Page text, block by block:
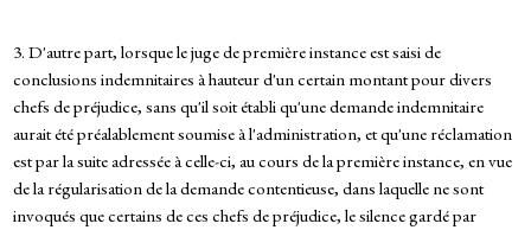
3. D'autre part, lorsque le juge de première instance est saisi de
conclusions indemnitaires à hauteur d'un certain montant pour divers
chefs de préjudice, sans qu'il soit établi qu'une demande indemnitaire
aurait été préalablement soumise à l'administration, et qu'une réclamation
est par la suite adressée à celle-ci, au cours de la première instance, en vue
de la régularisation de la demande contentieuse, dans laquelle ne sont
invoqués que certains de ces chefs de préjudice, le silence gardé par